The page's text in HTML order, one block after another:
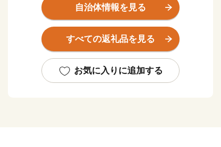
ビ」等の新鮮な魚介類は全国的にも有名です。
平成27年3月には北陸新幹線が開業し、富山・東京間
を最速2時間8分で結び、射水市へのアクセスも大変良く
なりました。市内には見どころも多く、ベイエリアには
地「海王丸パーク」、周辺を流れる「内川」は、東洋の
ベニスと評価され、映画のロケ地として脚光を浴びてお
自治体情報を見る
すべての返礼品を見る
お気に入りに追加する